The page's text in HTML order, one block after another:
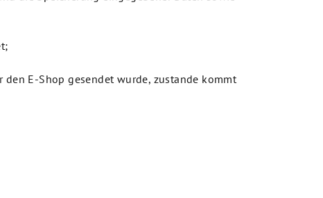
E-Shop gesendet wurde, zustande kommt